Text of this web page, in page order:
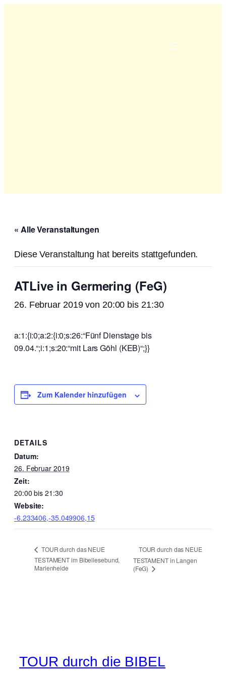
« Alle Veranstaltungen
Diese Veranstaltung hat bereits stattgefunden.
ATLive in Germering (FeG)
26. Februar 2019 von 20:00 bis 21:30
a:1:{i:0;a:2:{i:0;s:26:“Fünf Dienstage bis
09.04.“;i:1;s:20:“mit Lars Göhl (KEB)“;}}
Zum Kalender hinzufügen
DETAILS
Datum:
26. Februar 2019
Zeit:
20:00 bis 21:30
Website:
-6.233406,-35.049906,15
TOUR durch das NEUE
TESTAMENT im Bibellesebund,
Marienheide
TOUR durch das NEUE
TESTAMENT in Langen
(FeG)
TOUR durch die BIBEL